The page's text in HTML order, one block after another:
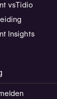
vsTidio
Insights